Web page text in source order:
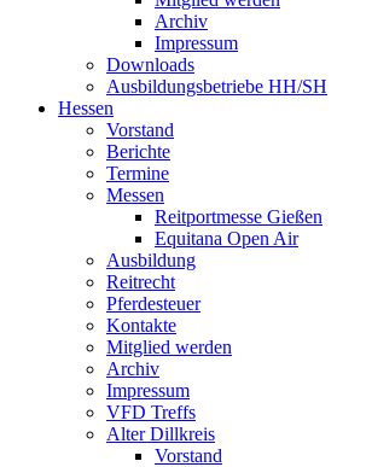
Archiv
Impressum
Downloads
Ausbildungsbetriebe HH/SH
Hessen
Vorstand
Berichte
Termine
Messen
Reitportmesse Gießen
Equitana Open Air
Ausbildung
Reitrecht
Pferdesteuer
Kontakte
Mitglied werden
Archiv
Impressum
VFD Treffs
Alter Dillkreis
Vorstand